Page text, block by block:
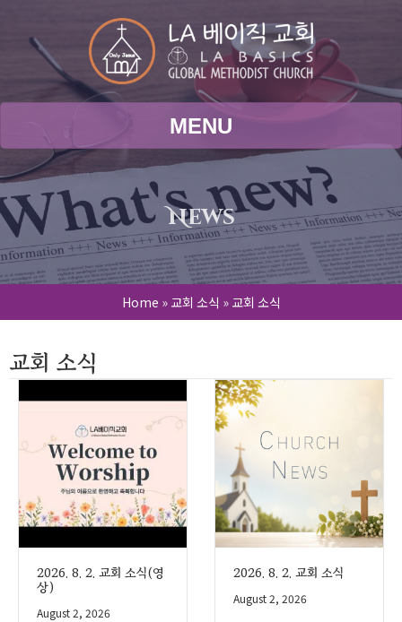
MENU
News
Home » 교회 소식 » 교회 소식
교회 소식
2026. 8. 2. 교회 소식(영
상)
August 2, 2026
2026. 8. 2. 교회 소식
August 2, 2026